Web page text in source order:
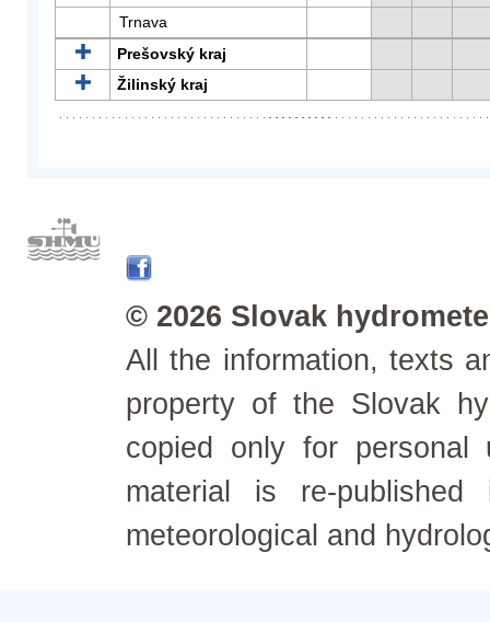
Trnava
Prešovský kraj
Žilinský kraj
© 2026 Slovak
All the information, texts
property of the Slovak
copied only for personal
material is re-
meteorological and